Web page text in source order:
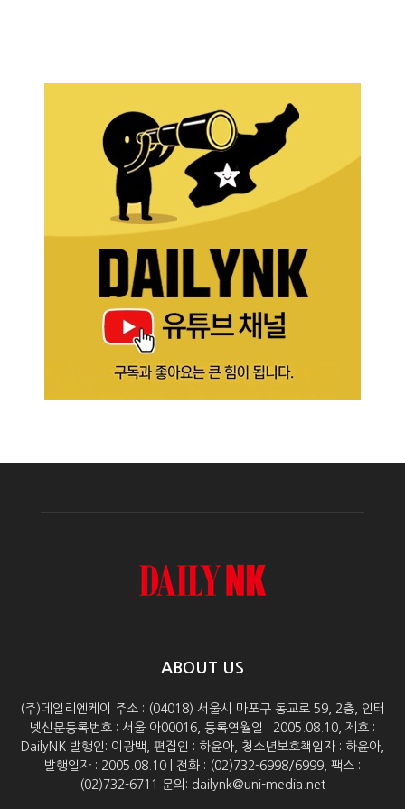
ABOUT US
(주)데일리엔케이 주소 : (04018) 서울시 마포구 동교로 59, 2층, 인터
넷신문등록번호 : 서울 아00016, 등록연월일 : 2005.08.10, 제호 :
DailyNK 발행인: 이광백, 편집인 : 하윤아, 청소년보호책임자 : 하윤아,
발행일자 : 2005.08.10 | 전화 : (02)732-6998/6999, 팩스 :
(02)732-6711 문의: dailynk@uni-media.net